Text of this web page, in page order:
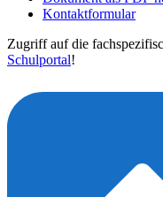
Kontaktformular
Zugriff auf die
Schulportal!